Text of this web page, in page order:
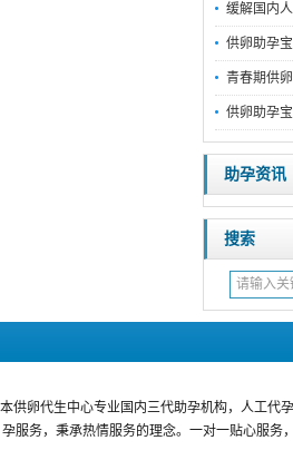
缓解国内
供卵助孕
青春期供
供卵助孕
助孕资讯
搜索
本供卵代生中心专业国内三代助孕机构，人工代
孕服务，秉承热情服务的理念。一对一贴心服务